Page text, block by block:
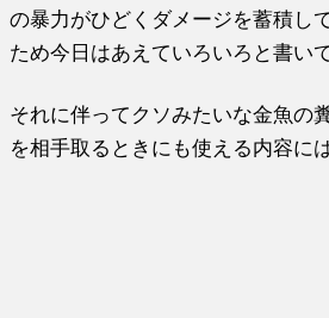
の暴力がひどくダメージを蓄積し
ため今日はあえていろいろと書い
それに伴ってクソみたいな金魚の
を相手取るときにも使える内容に